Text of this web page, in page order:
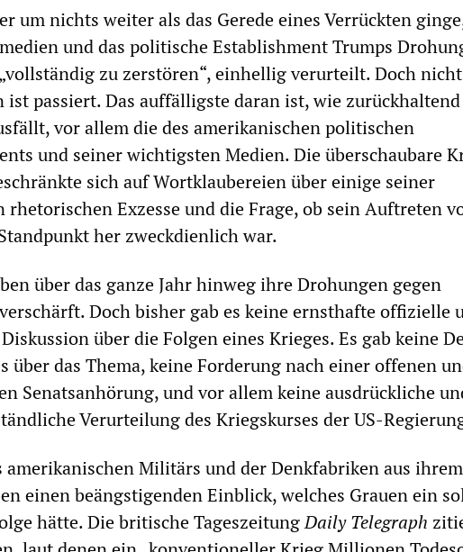
um nichts weiter als das Gerede eines Verrückten
und das politische Establishment Trumps
zu zerstören“, einhellig verurteilt. Doch
ist passiert. Das auffälligste daran ist, wie
vor allem die des amerikanischen politischen
und seiner wichtigsten Medien. Die überschaubare
sich auf Wortklaubereien über einige seiner
rhetorischen Exzesse und die Frage, ob sein Auftreten
her zweckdienlich war.
über das ganze Jahr hinweg ihre Drohungen gegen
Doch bisher gab es keine ernsthafte offizielle
über die Folgen eines Krieges. Es gab keine
über das Thema, keine Forderung nach einer offenen
Senatsanhörung, und vor allem keine ausdrückliche
Verurteilung des Kriegskurses der US-
amerikanischen Militärs und der Denkfabriken aus ihrem
einen beängstigenden Einblick, welches Grauen ein
hätte. Die britische TageszeitungDaily Telegraph